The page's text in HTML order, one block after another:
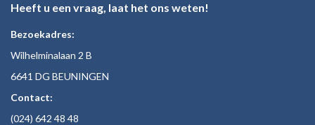
Heeft u een vraag, laat het ons weten!
Bezoekadres:
Wilhelminalaan 2 B
6641 DG BEUNINGEN
Contact:
(024) 642 48 48